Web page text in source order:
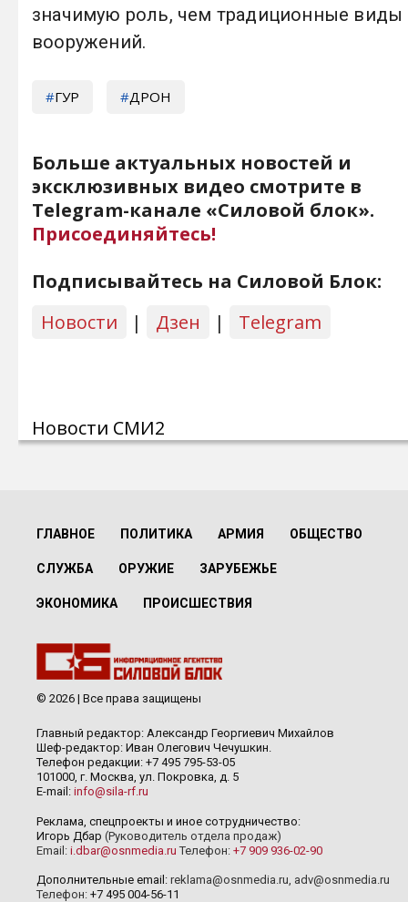
значимую роль, чем традиционные виды
вооружений.
ГУР ДРОН
Больше актуальных новостей и
эксклюзивных видео смотрите в
Telegram-канале «Силовой блок».
Присоединяйтесь!
Подписывайтесь на Силовой Блок:
Новости
| Дзен | Telegram
Новости СМИ2
ГЛАВНОЕ ПОЛИТИКА АРМИЯ ОБЩЕСТВО
СЛУЖБА ОРУЖИЕ ЗАРУБЕЖЬЕ
ЭКОНОМИКА ПРОИСШЕСТВИЯ
© 2026 | Все права защищены
Главный редактор: Александр Георгиевич Михайлов
Шеф-редактор: Иван Олегович Чечушкин.
Телефон редакции: +7 495 795-53-05
101000, г. Москва, ул. Покровка, д. 5
E-mail: info@sila-rf.ru
Реклама, спецпроекты и иное сотрудничество:
Игорь Дбар (Руководитель отдела продаж)
Email: i.dbar@osnmedia.ru Телефон: +7 909 936-02-90
Дополнительные email: reklama@osnmedia.ru adv@osnmedia.ru
Телефон: +7 495 004-56-11